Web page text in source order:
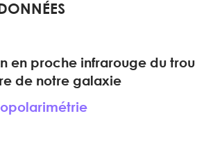
en proche infrarouge du trou
de notre galaxie